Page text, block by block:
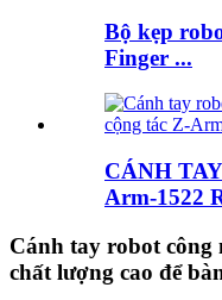
Bộ kẹp
Finger ...
CÁNH
Arm-1522
Cánh tay robot công
chất lượng cao để